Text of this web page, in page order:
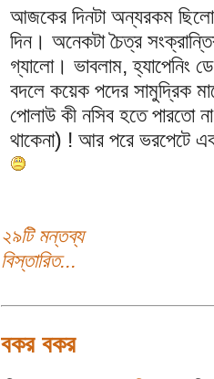
আজকের দিনটা অন্যরকম
দিন। অনেকটা চৈত্র
গ্যালো। ভাবলাম, হ্যাপেনিং
বদলে কয়েক পদের সামুদ্রিক
পোলাউ কী নসিব হতে পারতো
থাকেনা) ! আর পরে ভরপেটে
২৯টি মন্তব্য
বিস্তারিত...
বকর বকর